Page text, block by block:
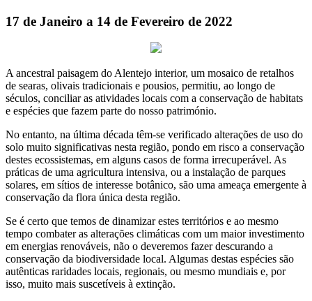
17 de Janeiro a 14 de Fevereiro de 2022
A ancestral paisagem do Alentejo interior, um mosaico de retalhos
de searas, olivais tradicionais e pousios, permitiu, ao longo de
séculos, conciliar as atividades locais com a conservação de habitats
e espécies que fazem parte do nosso património.
No entanto, na última década têm-se verificado alterações de uso do
solo muito significativas nesta região, pondo em risco a conservação
destes ecossistemas, em alguns casos de forma irrecuperável. As
práticas de uma agricultura intensiva, ou a instalação de parques
solares, em sítios de interesse botânico, são uma ameaça emergente à
conservação da flora única desta região.
Se é certo que temos de dinamizar estes territórios e ao mesmo
tempo combater as alterações climáticas com um maior investimento
em energias renováveis, não o deveremos fazer descurando a
conservação da biodiversidade local. Algumas destas espécies são
autênticas raridades locais, regionais, ou mesmo mundiais e, por
isso, muito mais suscetíveis à extinção.